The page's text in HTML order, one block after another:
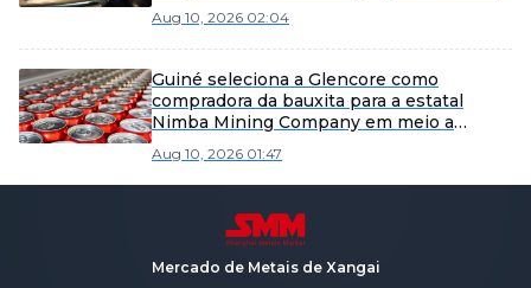
Aug 10, 2026 02:04
Guiné seleciona a Glencore como
compradora da bauxita para a estatal
Nimba Mining Company em meio a
Aug 10, 2026 01:47
Mercado de Metais de Xangai